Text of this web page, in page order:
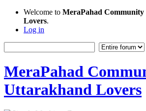
Welcome to MeraPahad
Lovers.
Log in
MeraPahad
Uttarakhand Lovers